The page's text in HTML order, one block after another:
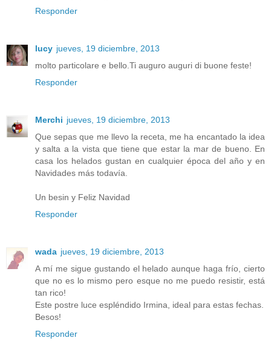
Responder
lucy jueves, 19 diciembre, 2013
molto particolare e bello.Ti auguro auguri di buone feste!
Responder
Merchi jueves, 19 diciembre, 2013
Que sepas que me llevo la receta, me ha encantado la idea
y salta a la vista que tiene que estar la mar de bueno. En
casa los helados gustan en cualquier época del año y en
Navidades más todavía.
Un besin y Feliz Navidad
Responder
wada jueves, 19 diciembre, 2013
A mí me sigue gustando el helado aunque haga frío, cierto
que no es lo mismo pero esque no me puedo resistir, está
tan rico!
Este postre luce espléndido Irmina, ideal para estas fechas.
Besos!
Responder